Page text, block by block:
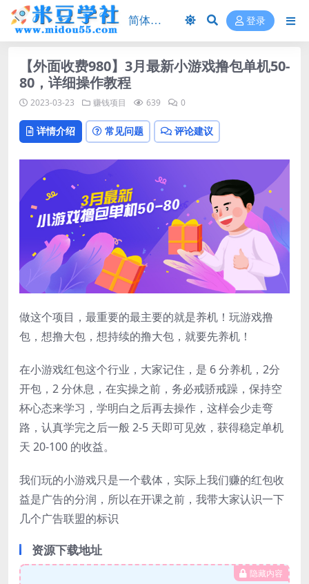
登录
【外面收费980】3月最新小游戏撸包单机50-
80，详细操作教程
2023-03-23 赚钱项目 639 0
详情介绍 常见问题 评论建议
做这个项目，最重要的最主要的就是养机！玩游戏撸
包，想撸大包，想持续的撸大包，就要先养机！
在小游戏红包这个行业，大家记住，是 6 分养机，2分
开包，2 分休息，在实操之前，务必戒骄戒躁，保持空
杯心态来学习，学明白之后再去操作，这样会少走弯
路，认真学完之后一般 2-5 天即可见效，获得稳定单机
天 20-100 的收益。
我们玩的小游戏只是一个载体，实际上我们赚的红包收
益是广告的分润，所以在开课之前，我带大家认识一下
几个广告联盟的标识
资源下载地址
隐藏内容